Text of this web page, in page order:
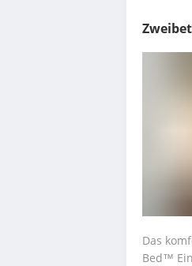
Das
Bed™